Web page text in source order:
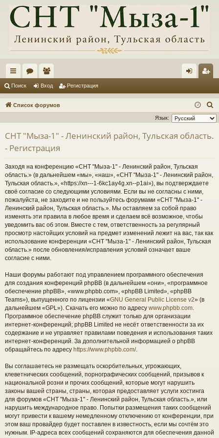
с
ы ум
ол
ьз
и
д ис
тр
Поиск Вход Регистрация
Список форумов
о
Язык:
СНТ "Мыза-1" - Ленинский район, Тульская область.
- Регистрация
Заходя на конференцию «СНТ "Мыза-1" - Ленинский район, Тульская
область.» (в дальнейшем «мы», «наш», «СНТ "Мыза-1" - Ленинский район,
Тульская область.», «https://xn---1-6kc1ay4g.xn--p1ai»), вы подтверждаете
своё согласие со следующими условиями. Если вы не согласны с ними,
пожалуйста, не заходите и не пользуйтесь форумами «СНТ "Мыза-1" -
Ленинский район, Тульская область.». Мы оставляем за собой право
изменять эти правила в любое время и сделаем всё возможное, чтобы
уведомить вас об этом. Вместе с тем, ответственность за регулярный
просмотр настойщих условий на предмет изменений лежит на вас, так как
использование конференции «СНТ "Мыза-1" - Ленинский район, Тульская
область.» после обновления/исправления условий означает ваше
согласие с ними.
Наши форумы работают под управлением программного обеспечения
для создания конференций phpBB (в дальнейшем «они», «программное
обеспечение phpBB», «www.phpbb.com», «phpBB Limited», «phpBB
Teams»), выпущенного по лицензии «GNU General Public License v2» (в
дальнейшем «GPL»). Скачать его можно по адресу www.phpbb.com
Программное обеспечение phpBB служит только для организации
интернет-конференций; phpBB Limited не несёт ответственности за их
содержание и не управляет правилами поведения и использования таких
интернет-конференций. За дополнительной информацией о phpBB
обращайтесь по адресу https://www.phpbb.com/.
Вы соглашаетесь не размещать оскорбительных, угрожающих,
клеветнических сообщений, порнографических сообщений, призывов к
национальной розни и прочих сообщений, которые могут нарушить
законы вашей страны, страны, которая предоставляет услуги хостинга
для форумов «СНТ "Мыза-1" - Ленинский район, Тульская область.», или
нарушить международное право. Попытки размещения таких сообщений
могут привести к вашему немедленному отключению от конференции, при
этом ваш провайдер будет поставлен в известность, если мы сочтём это
нужным. IP-адреса всех сообщений сохраняются для обеспечения данной